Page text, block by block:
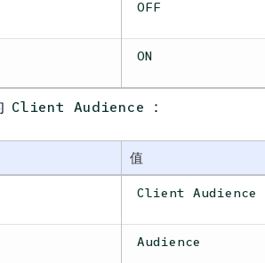
OFF
ON
Client Audience ：
值
Client Audience
Audience